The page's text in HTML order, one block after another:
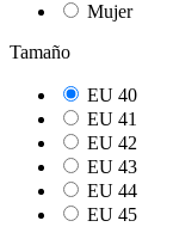
Mujer
Tamaño
EU 40
EU 41
EU 42
EU 43
EU 44
EU 45